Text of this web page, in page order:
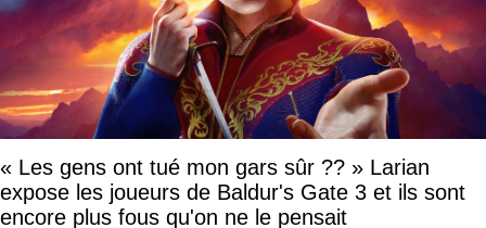
« Les gens ont tué mon gars sûr ?? » Larian
expose les joueurs de Baldur's Gate 3 et ils sont
encore plus fous qu'on ne le pensait